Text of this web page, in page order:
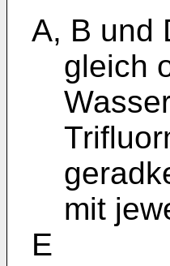
A, B und
gleich
mit
E